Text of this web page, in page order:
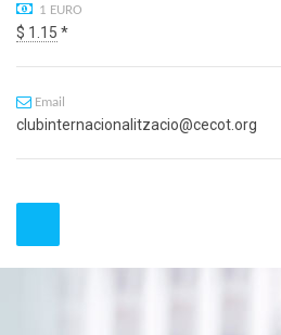
1 EURO
$ 1.15 *
Email
clubinternacionalitzacio@cecot.org